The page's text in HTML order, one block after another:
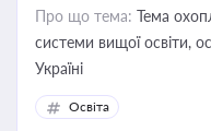
Про що тема: Тема
системи вищої освіти,
Україні
Освіта